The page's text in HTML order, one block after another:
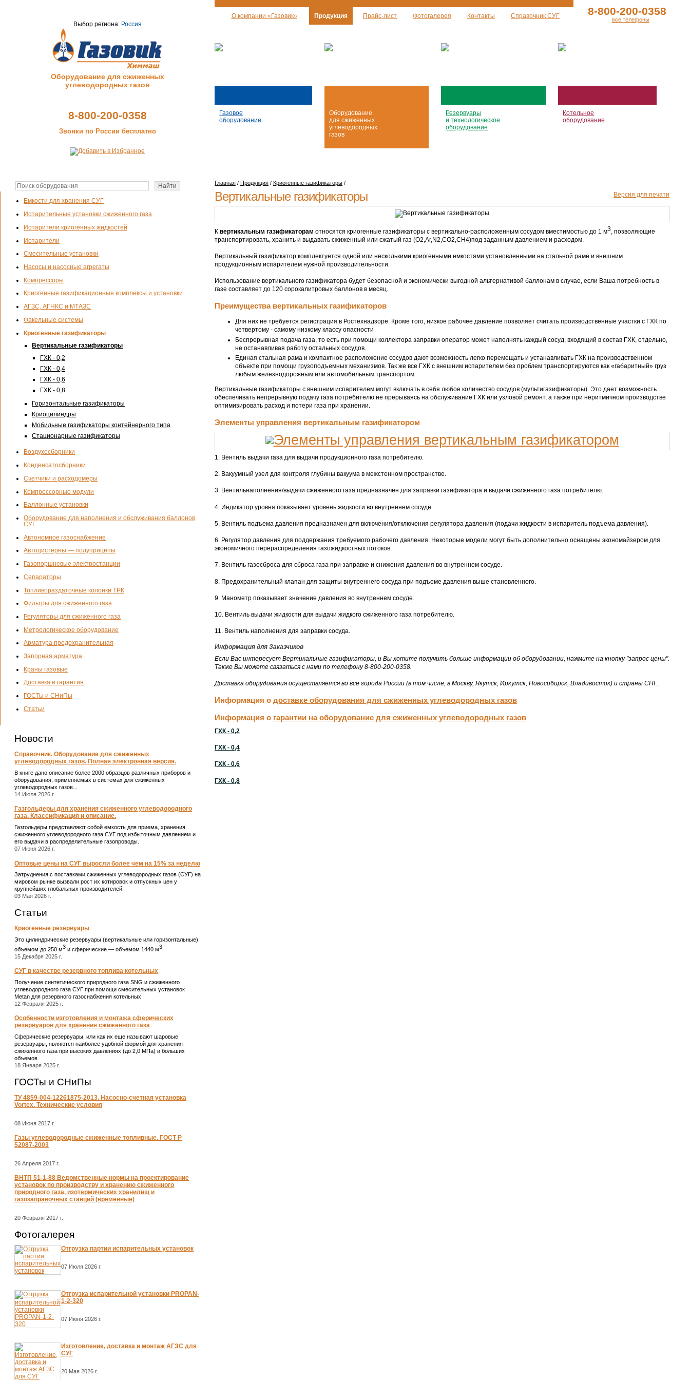
Выбор региона: Россия
Оборудование для сжиженных
углеводородных газов
8-800-200-0358
Звонки по России бесплатно
О компании «Газовик» Продукция Прайс-лист Фотогалерея Контакты Справочник СУГ 8-800-200-0358
все телефоны
Газовое
оборудование
Оборудование
для сжиженных
углеводородных
газов
Резервуары
и технологическое
оборудование
Котельное
оборудование
Емкости для хранения СУГ
Испарительные установки сжиженного газа
Испарители криогенных жидкостей
Испарители
Смесительные установки
Насосы и насосные агрегаты
Компрессоры
Криогенные газификационные комплексы и установки
АГЗС, АГНКС и МТАЗС
Факельные системы
Криогенные газификаторы
Вертикальные газификаторы
ГХК - 0,2
ГХК - 0,4
ГХК - 0,6
ГХК - 0,8
Горизонтальные газификаторы
Криоцилиндры
Мобильные газификаторы контейнерного типа
Стационарные газификаторы
Воздухосборники
Конденсатосборники
Счетчики и расходомеры
Компрессорные модули
Баллонные установки
Оборудование для наполнения и обслуживания баллонов
СУГ
Автономное газоснабжение
Автоцистерны — полуприцепы
Газопоршневые электростанции
Сепараторы
Топливораздаточные колонки ТРК
Фильтры для сжиженного газа
Регуляторы для сжиженного газа
Метрологическое оборудование
Арматура предохранительная
Запорная арматура
Краны газовые
Доставка и гарантия
ГОСТы и СНиПы
Статьи
Новости
Справочник. Оборудование для сжиженных
углеводородных газов. Полная электронная версия.
В книге дано описание более 2000 образцов различных приборов и
оборудования, применяемых в системах для сжиженных
углеводородных газов...
14 Июля 2026 г.
Газгольдеры для хранения сжиженного углеводородного
газа. Классификация и описание.
Газгольдеры представляют собой емкость для приема, хранения
сжиженного углеводородного газа СУГ под избыточным давлением и
его выдачи в распределительные газопроводы.
07 Июня 2026 г.
Оптовые цены на СУГ выросли более чем на 15% за неделю
Затруднения с поставками сжиженных углеводородных газов (СУГ) на
мировом рынке вызвали рост их котировок и отпускных цен у
крупнейших глобальных производителей.
03 Мая 2026 г.
Статьи
Криогенные резервуары
Это цилиндрические резервуары (вертикальные или горизонтальные)
объемом до 250 м3 и сферические ― объемом 1440 м3
15 Декабря 2025 г.
СУГ в качестве резервного топлива котельных
Получение синтетического природного газа SNG и сжиженного
углеводородного газа СУГ при помощи смесительных установок
Metan для резервного газоснабжения котельных
12 Февраля 2025 г.
Особенности изготовления и монтажа сферических
резервуаров для хранения сжиженного газа
Сферические резервуары, или как их еще называют шаровые
резервуары, являются наиболее удобной формой для хранения
сжиженного газа при высоких давлениях (до 2,0 МПа) и больших
объемов
18 Января 2025 г.
ГОСТы и СНиПы
ТУ 4859-004-12261875-2013. Насосно-счетная установка
Vortex. Технические условия
08 Июня 2017 г.
Газы углеводородные сжиженные топливные. ГОСТ Р
52087-2003
26 Апреля 2017 г.
ВНТП 51-1-88 Ведомственные нормы на проектирование
установок по производству и хранению сжиженного
природного газа, изотермических хранилищ и
газозаправочных станций (временные)
20 Февраля 2017 г.
Фотогалерея
Отгрузка партии испарительных установок
07 Июля 2026 г.
Отгрузка испарительной установки PROPAN-
1-2-320
07 Июня 2026 г.
Изготовление, доставка и монтаж АГЗС для
СУГ
20 Мая 2026 г.
Главная / Продукция / Криогенные газификаторы /
Версия для печати
Вертикальные газификаторы
К вертикальным газификаторам относятся криогенные газификаторы с вертикально-расположенным сосудом вместимостью до 1 м3 , позволяющие
транспортировать, хранить и выдавать сжиженный или сжатый газ (O2,Ar,N2,CO2,CH4)под заданным давлением и расходом.
Вертикальный газификатор комплектуется одной или несколькими криогенными емкостями установленными на стальной раме и внешним
продукционным испарителем нужной производительности.
Использование вертикального газификатора будет безопасной и экономически выгодной альтернативой баллонам в случае, если Ваша потребность в
газе составляет до 120 сорокалитровых баллонов в месяц.
Преимущества вертикальных газификаторов
Для них не требуется регистрация в Ростехнадзоре. Кроме того, низкое рабочее давление позволяет считать производственные участки с ГХК по
четвертому - самому низкому классу опасности
Беспрерывная подача газа, то есть при помощи коллектора заправки оператор может наполнять каждый сосуд, входящий в состав ГХК, отдельно,
не останавливая работу остальных сосудов.
Единая стальная рама и компактное расположение сосудов дают возможность легко перемещать и устанавливать ГХК на производственном
объекте при помощи грузоподъемных механизмов. Так же все ГХК с внешним испарителем без проблем транспортируются как «габаритный» груз
любым железнодорожным или автомобильным транспортом.
Вертикальные газификаторы с внешним испарителем могут включать в себя любое количество сосудов (мультигазификаторы). Это дает возможность
обеспечивать непрерывную подачу газа потребителю не прерываясь на обслуживание ГХК или узловой ремонт, а также при неритмичном производстве
оптимизировать расход и потери газа при хранении.
Элементы управления вертикальным газификатором
1. Вентиль выдачи газа для выдачи продукционного газа потребителю.
2. Вакуумный узел для контроля глубины вакуума в межстенном пространстве.
3. Вентильнаполнения/выдачи сжиженного газа предназначен для заправки газификатора и выдачи сжиженного газа потребителю.
4. Индикатор уровня показывает уровень жидкости во внутреннем сосуде.
5. Вентиль подъема давления предназначен для включения/отключения регулятора давления (подачи жидкости в испаритель подъема давления).
6. Регулятор давления для поддержания требуемого рабочего давления. Некоторые модели могут быть дополнительно оснащены экономайзером для
экономичного перераспределения газожидкостных потоков.
7. Вентиль газосброса для сброса газа при заправке и снижения давления во внутреннем сосуде.
8. Предохранительный клапан для защиты внутреннего сосуда при подъеме давления выше становленного.
9. Манометр показывает значение давления во внутреннем сосуде.
10. Вентиль выдачи жидкости для выдачи жидкого сжиженного газа потребителю.
11. Вентиль наполнения для заправки сосуда.
Информация для Заказчиков
Если Вас интересует Вертикальные газификаторы, и Вы хотите получить больше информации об оборудовании, нажмите на кнопку "запрос цены".
Также Вы можете связаться с нами по телефону 8-800-200-0358.
Доставка оборудования осуществляется во все города России (в том числе, в Москву, Якутск, Иркутск, Новосибирск, Владивосток) и страны СНГ.
Информация о доставке оборудования для сжиженных углеводородных газов
Информация о гарантии на оборудование для сжиженных углеводородных газов
ГХК - 0,2
ГХК - 0,4
ГХК - 0,6
ГХК - 0,8